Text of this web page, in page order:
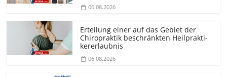
06.08.2026
Erteilung einer auf das Gebiet der
Chiropraktik beschränkten Heilprakti­
kererlaubnis
06.08.2026